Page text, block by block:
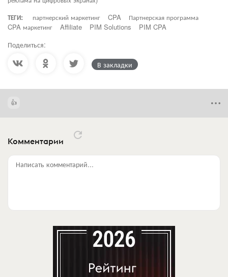
ТЕГИ:
партнерский маркетинг CPA
Партнерская программа
CPA маркетинг
Affiliate PIM Solutions PIM CPA
Поделиться:
В закладки
Комментарии
Написать комментарий...